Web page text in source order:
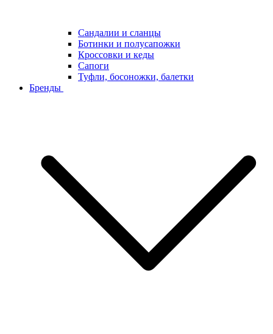
Сандалии и сланцы
Ботинки и полусапожки
Кроссовки и кеды
Сапоги
Туфли, босоножки, балетки
Бренды